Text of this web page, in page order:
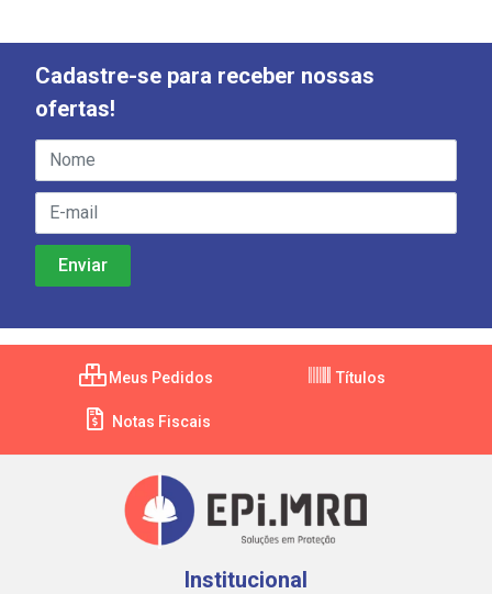
Cadastre-se para receber nossas
ofertas!
Meus Pedidos Títulos
Notas Fiscais
Institucional